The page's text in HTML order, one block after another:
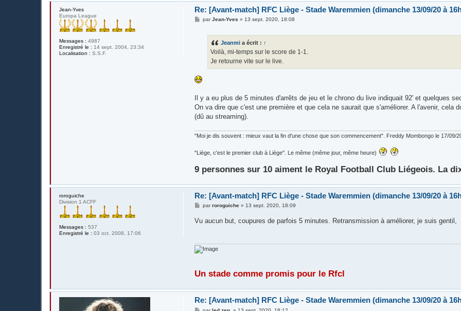
Jean-Yves
Europa League
Messages : 4987
Enregistré le : 14 sept. 2004, 23:34
Localisation : S.S.F.
Re: [Avant-match] RFC Liège - Stade Waremmien (dimanche 13/09/20 à
MparJean-Yves »13 sept. 2020, 18:08
Jeanmi a écrit : ↑
Voilà, mi-temps sur le score de 1-1.
Je retourne vite sur le live.
Il y a eu plus de 5 minutes d'arrêts de jeu et le chrono du live indiquait 92' et quelques
On va dire que c'est une première et que cela ne saurait que s'améliorer. A l'avenir, cela
(dû au streaming).
"Moi je dis souvent : mieux vaut la fin d'une chose que son commencement". Freddy Mombongo le 17/09/
"Liège, c'est le premier club à Liège". Le même (même jour, même heure)
9 personnes sur 10 aiment le Royal Football Club Liégeois. La
roroguiche
Division 1 ACFF
Messages : 537
Enregistré le : 03 oct. 2008, 17:06
Re: [Avant-match] RFC Liège - Stade Waremmien (dimanche 13/09/20 à
M
s
parroroguiche »13 sept. 2020, 18:09
Vu aucun but, coupures de parfois 5 minutes. Retransmission à améliorer, je suis gentil,
Un stade comme promis pour le Rfcl
Re: [Avant-match] RFC Liège - Stade Waremmien (dimanche 13/09/20 à
M